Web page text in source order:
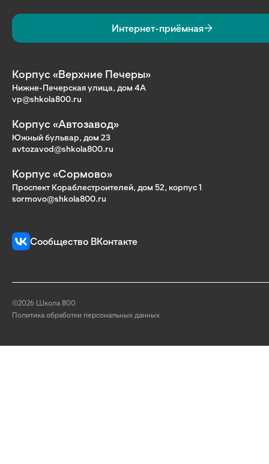
Интернет-приёмная
Корпус «Верхние Печеры»
Нижне-Печерская улица, дом 4А
vp@shkola800.ru
Корпус «Автозавод»
Южный бульвар, дом 23
avtozavod@shkola800.ru
Корпус «Сормово»
Проспект Кораблестроителей, дом 52, корпус 1
sormovo@shkola800.ru
Сообщество ВКонтакте
©2026 Школа 800
Политика обработки персональных данных